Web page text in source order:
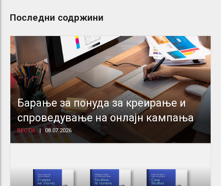
Последни содржини
Барање за понуда за креирање и
спроведување на онлајн кампања
ВЕСТИ 08.07.2026